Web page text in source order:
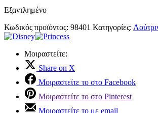
Εξαντλημένο
Κωδικός προϊόντος: 98401 Κατηγορίες:
Μοιραστείτε:
Share on X
Μοιραστείτε το στο Facebook
Μοιραστείτε το στο Pinterest
Μοιραστείτε το με email